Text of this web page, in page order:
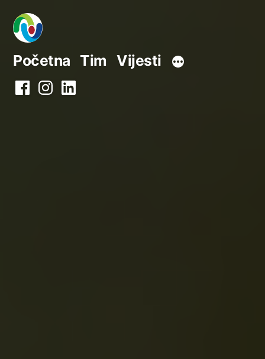
Preskoči
sadržaj
Početna Tim Vijesti
FacebookInstagramLinkedIn